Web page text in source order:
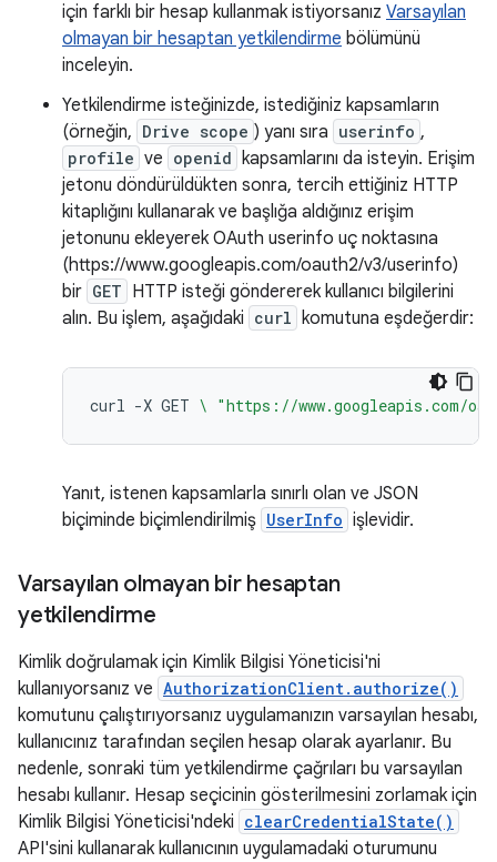
için farklı bir hesap kullanmak istiyorsanız Varsayılan
olmayan bir hesaptan yetkilendirme bölümünü
inceleyin.
Yetkilendirme isteğinizde, istediğiniz kapsamların
(örneğin, Drive scope ) yanı sıra userinfo ,
profile ve openid kapsamlarını da isteyin. Erişim
jetonu döndürüldükten sonra, tercih ettiğiniz HTTP
kitaplığını kullanarak ve başlığa aldığınız erişim
jetonunu ekleyerek OAuth userinfo uç noktasına
(https://www.googleapis.com/oauth2/v3/userinfo)
bir GET HTTP isteği göndererek kullanıcı bilgilerini
alın. Bu işlem, aşağıdaki curl komutuna eşdeğerdir:
curl -X GET \ "https://www.googleapis.com/
Yanıt, istenen kapsamlarla sınırlı olan ve JSON
biçiminde biçimlendirilmiş UserInfo işlevidir.
Varsayılan olmayan bir hesaptan
yetkilendirme
Kimlik doğrulamak için Kimlik Bilgisi Yöneticisi'ni
kullanıyorsanız ve AuthorizationClient.authorize()
komutunu çalıştırıyorsanız uygulamanızın varsayılan hesabı,
kullanıcınız tarafından seçilen hesap olarak ayarlanır. Bu
nedenle, sonraki tüm yetkilendirme çağrıları bu varsayılan
hesabı kullanır. Hesap seçicinin gösterilmesini zorlamak için
Kimlik Bilgisi Yöneticisi'ndeki clearCredentialState()
API'sini kullanarak kullanıcının uygulamadaki oturumunu